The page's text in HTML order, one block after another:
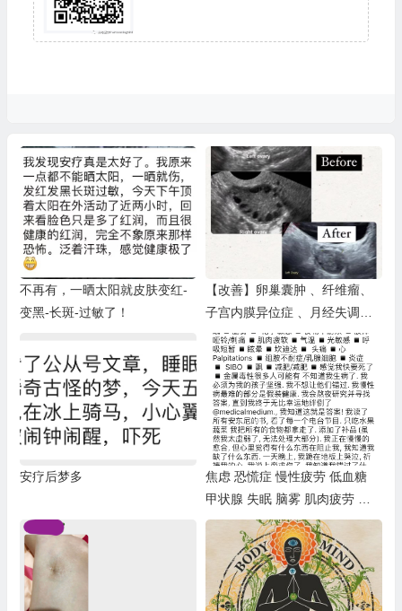
不再有，一晒太阳就皮肤变红-
变黑-长斑-过敏了！
【改善】卵巢囊肿 、纤维瘤、
子宫内膜异位症 、月经失调、
胸部囊肿乳腺囊肿
安疗后梦多
焦虑 恐慌症 慢性疲劳 低血糖
甲状腺 失眠 脑雾 肌肉疲劳 光
敏感 眩晕 头痛 Ins分享